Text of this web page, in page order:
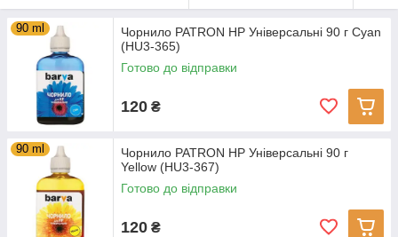
90 ml
Чорнило PATRON HP Універсальні 90 г Cyan
(HU3-365)
Готово до відправки
120 ₴
90 ml
Чорнило PATRON HP Універсальні 90 г
Yellow (HU3-367)
Готово до відправки
120 ₴